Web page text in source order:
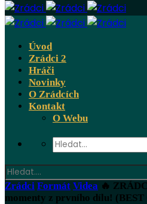
Úvod
Zrádci 2
Hráči
Novinky
O Zrádcích
Kontakt
O Webu
Zrádci Formát Videa 🔥
momenty z prvního dílu! (BEST